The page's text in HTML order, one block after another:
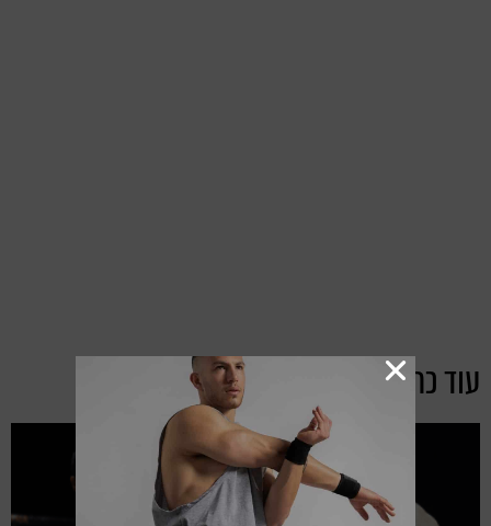
עוד כתבות מקטגוריית:אימונים